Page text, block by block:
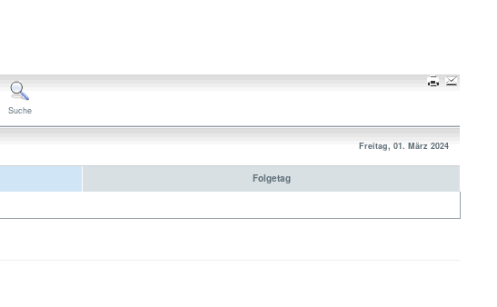
Suche
Freitag, 01. März 2024
Folgetag